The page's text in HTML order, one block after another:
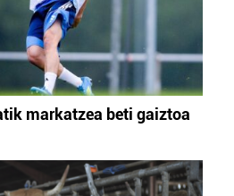
markatzea beti gaiztoa